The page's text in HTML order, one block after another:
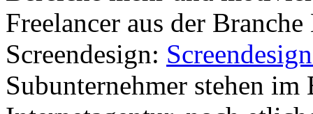
Freelancer aus der
Screendesign:
Subunternehmer stehen im